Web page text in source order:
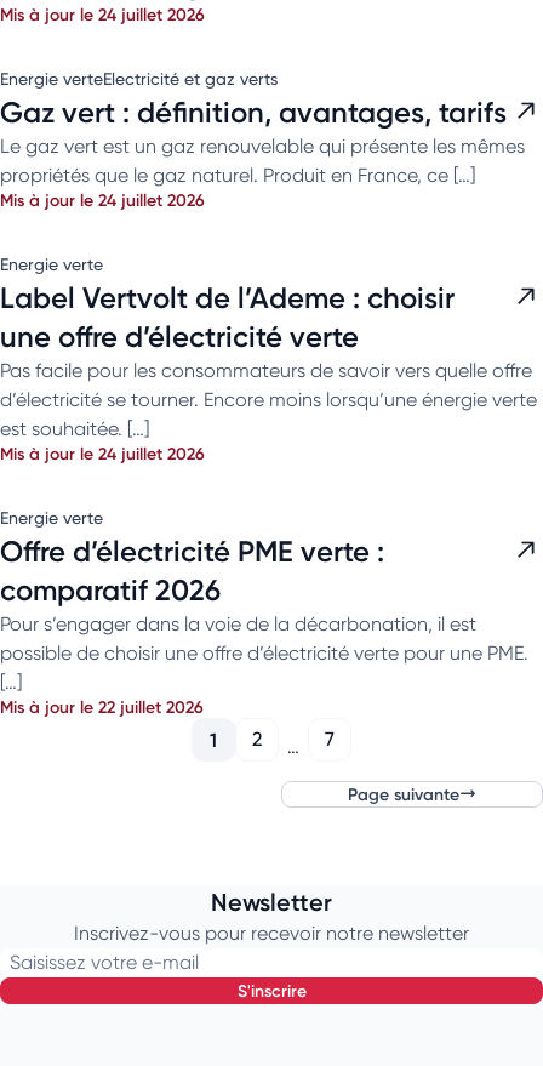
Mis à jour le 24 juillet 2026
Energie verteElectricité et gaz verts
Gaz vert : définition, avantages, tarifs
Le gaz vert est un gaz renouvelable qui présente les mêmes
propriétés que le gaz naturel. Produit en France, ce […]
Mis à jour le 24 juillet 2026
Energie verte
Label Vertvolt de l’Ademe : choisir
une offre d’électricité verte
Pas facile pour les consommateurs de savoir vers quelle offre
d’électricité se tourner. Encore moins lorsqu’une énergie verte
est souhaitée. […]
Mis à jour le 24 juillet 2026
Energie verte
Offre d’électricité PME verte :
comparatif 2026
Pour s’engager dans la voie de la décarbonation, il est
possible de choisir une offre d’électricité verte pour une PME.
[…]
Mis à jour le 22 juillet 2026
Page suivante
1 2 … 7
Newsletter
Inscrivez-vous pour recevoir notre newsletter
Saisissez votre e-mail
s'inscrire